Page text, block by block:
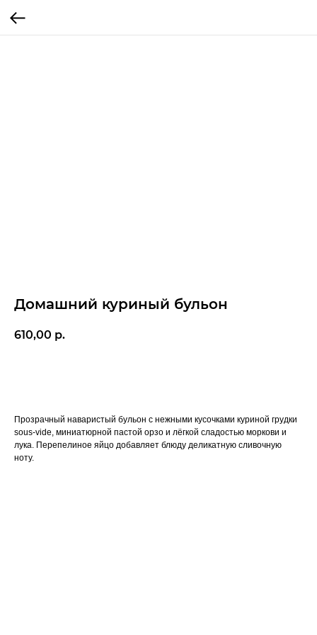
Домашний куриный бульон
610,00 р.
Прозрачный наваристый бульон с нежными кусочками куриной грудки
sous-vide, миниатюрной пастой орзо и лёгкой сладостью моркови и
лука. Перепелиное яйцо добавляет блюду деликатную сливочную
ноту.